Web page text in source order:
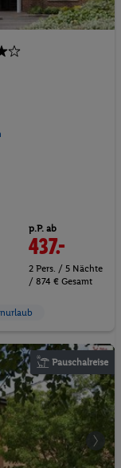
p.P. ab
437.-
2 Pers. / 5 Nächte
/ 874 € Gesamt
Pauschalreise